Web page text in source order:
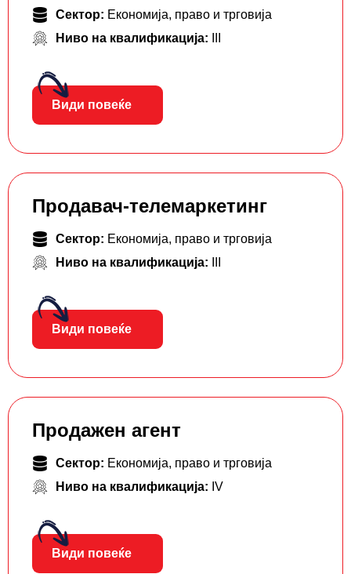
Сектор: Економија, право и трговија
Ниво на квалификација:
Види повеќе
Продавач-телемаркетинг
Сектор: Економија, право и трговија
Ниво на квалификација:
Види повеќе
Продажен агент
Сектор: Економија, право и трговија
Ниво на квалификација: IV
Види повеќе